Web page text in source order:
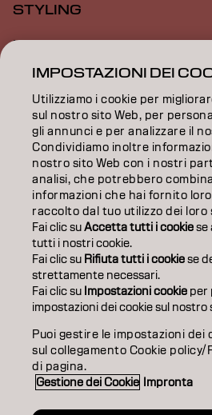
STYLING
ISPIRAZIONE
FORMAZIONE
INFORMAZIONI
SALON FINDER
DIVENTA PARTNER
CONTATTACI
ImprontaPrivacy PolicyCookie
Accessibilità
IT | Italian
IMPOSTAZIONI DEI
Utilizziamo i cookie per
sul nostro sito Web, per
gli annunci e per analizzare il
Condividiamo inoltre
nostro sito Web con i nostri
analisi, che potrebbero
informazioni che hai fornito
raccolto dal tuo utilizzo dei loro
Fai clic suAccetta tutti i cookiese
tutti i nostri cookie.
Fai clic su Rifiuta tutti i cookiese
strettamente necessari.
Fai clic su Impostazioni cookie per
impostazioni dei cookie sul nostro
Puoi gestire le impostazioni dei
sul collegamento Cookie policy/
di pagina.
Gestione dei Cookie Impronta